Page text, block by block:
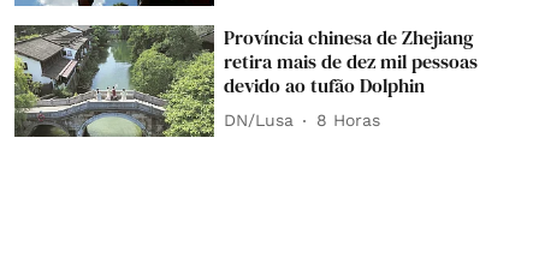
Província chinesa de Zhejiang
retira mais de dez mil pessoas
devido ao tufão Dolphin
DN/Lusa 8 Horas